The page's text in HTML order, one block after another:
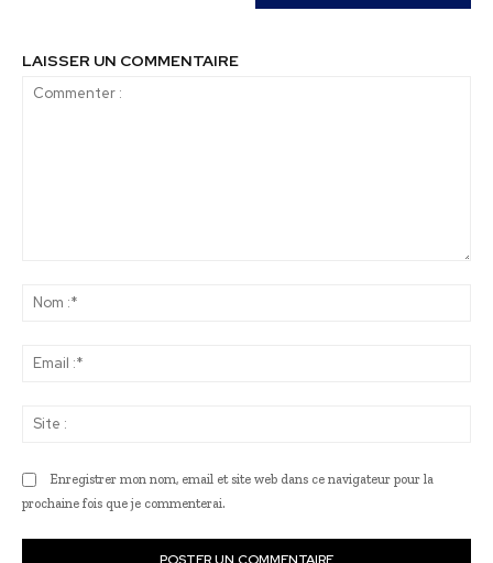
LAISSER UN COMMENTAIRE
Enregistrer mon nom, email et site web dans ce navigateur pour la
prochaine fois que je commenterai.